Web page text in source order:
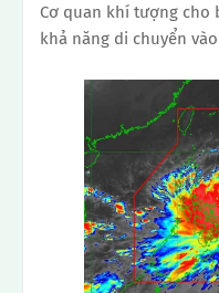
Cơ quan khí tượng cho
khả năng di chuyển